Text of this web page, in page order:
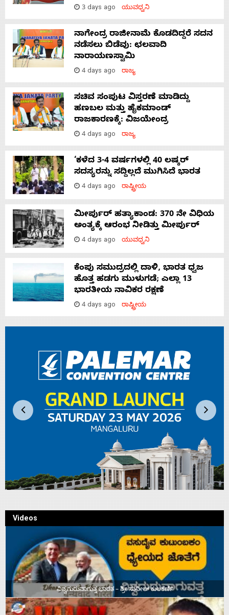
3 days ago ಯುವಧ್ವನಿ
ನಾಗೇಂದ್ರ ರಾಜೀನಾಮೆ ಕೊಡದಿದ್ದರೆ ಸದನ
ನಡೆಸಲು ಬಿಡೆವು: ಛಲವಾದಿ
ನಾರಾಯಣಸ್ವಾಮಿ
4 days ago ರಾಜ್ಯ
ಸಚಿವ ಸಂಪುಟ ವಿಸ್ತರಣೆ ಮಾಡಿದ್ದು
ಹಣಬಲ ಮತ್ತು ಹೈಕಮಾಂಡ್
ರಾಜಕಾರಣಕ್ಕೆ: ವಿಜಯೇಂದ್ರ
4 days ago ರಾಜ್ಯ
‘ಕಳೆದ 3-4 ವರ್ಷಗಳಲ್ಲಿ 40 ಲಷ್ಕರ್
ಸದಸ್ಯರನ್ನು ಸದ್ದಿಲ್ಲದೆ ಮುಗಿಸಿದೆ ಭಾರತ
4 days ago ರಾಷ್ಟ್ರೀಯ
ಮೀರ್ಪುರ್ ಹತ್ಯಾಕಾಂಡ: 370 ನೇ ವಿಧಿಯ
ಅಂತ್ಯಕ್ಕೆ ಆರಂಭ ನೀಡಿತ್ತು ಮೀರ್ಪುರ್
4 days ago ಯುವಧ್ವನಿ
ಕೆಂಪು ಸಮುದ್ರದಲ್ಲಿ ದಾಳಿ, ಭಾರತ ಧ್ವಜ
ಹೊತ್ತ ಹಡಗು ಮುಳುಗಡೆ; ಎಲ್ಲಾ 13
ಭಾರತೀಯ ನಾವಿಕರ ರಕ್ಷಣೆ
4 days ago ರಾಷ್ಟ್ರೀಯ
Videos
ವಿಶ್ವಗುರುವಾಗುತ್ತ ಭಾರತ – ಶ್ರೀ ಸುನೀಲ್‌ ಕುಲಕರ್ಣಿ